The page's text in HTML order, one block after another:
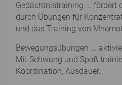
Gedächtnistraining ... fördert
durch Übungen für
und das Training von
Bewegungsübungen ...
Mit Schwung und Spaß
Koordination, Ausdauer.